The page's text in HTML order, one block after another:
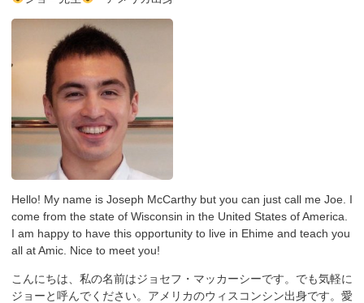
Hello! My name is Joseph McCarthy but you can just call me Joe. I
come from the state of Wisconsin in the United States of America.
I am happy to have this opportunity to live in Ehime and teach you
all at Amic. Nice to meet you!
こんにちは、私の名前はジョセフ・マッカーシーです。でも気軽に
ジョーと呼んでください。アメリカのウィスコンシン出身です。愛